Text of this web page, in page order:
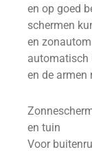
en op goed
schermen
en
automatisch
en de armen
en tuin
Voor